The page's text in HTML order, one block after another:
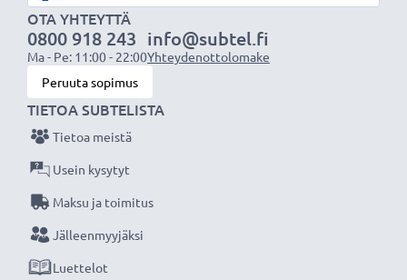
Tekniset tiedot:
Tuotemerkki: CELLONIC vaihtoakku
Kapasiteetti: 2200mAh
Jännite : 3.8V
Teknologia: Litiumpolymeeri
Mitat: 105.50 x 43.30 x 3.70mm
★3 vuoden takuu
OTA YHTEYTTÄ
0800 918 243
Ma - Pe: 11:00 - 22:00
info@subtel.fi
Yhteydenottolomake
Peruuta sopimus
TIETOA SUBTELISTA
Tietoa meistä
Usein kysytyt
Maksu ja toimitus
Jälleenmyyjäksi
Luettelot